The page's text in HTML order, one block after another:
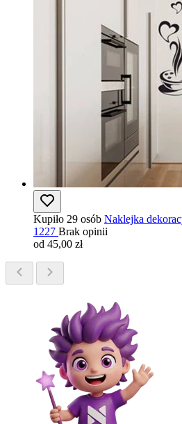
Kupiło 29 osób Naklejka
1227 Brak opinii
od 45,00 zł